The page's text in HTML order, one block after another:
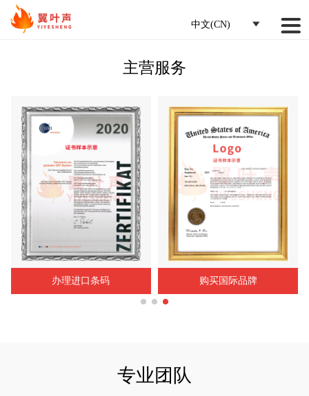
中文(CN)
主营服务
办理进口条码 购买国际品牌
专业团队